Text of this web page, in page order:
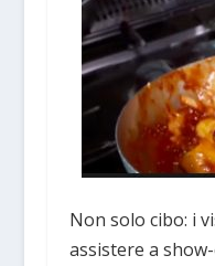
Non solo cibo: i
assistere a